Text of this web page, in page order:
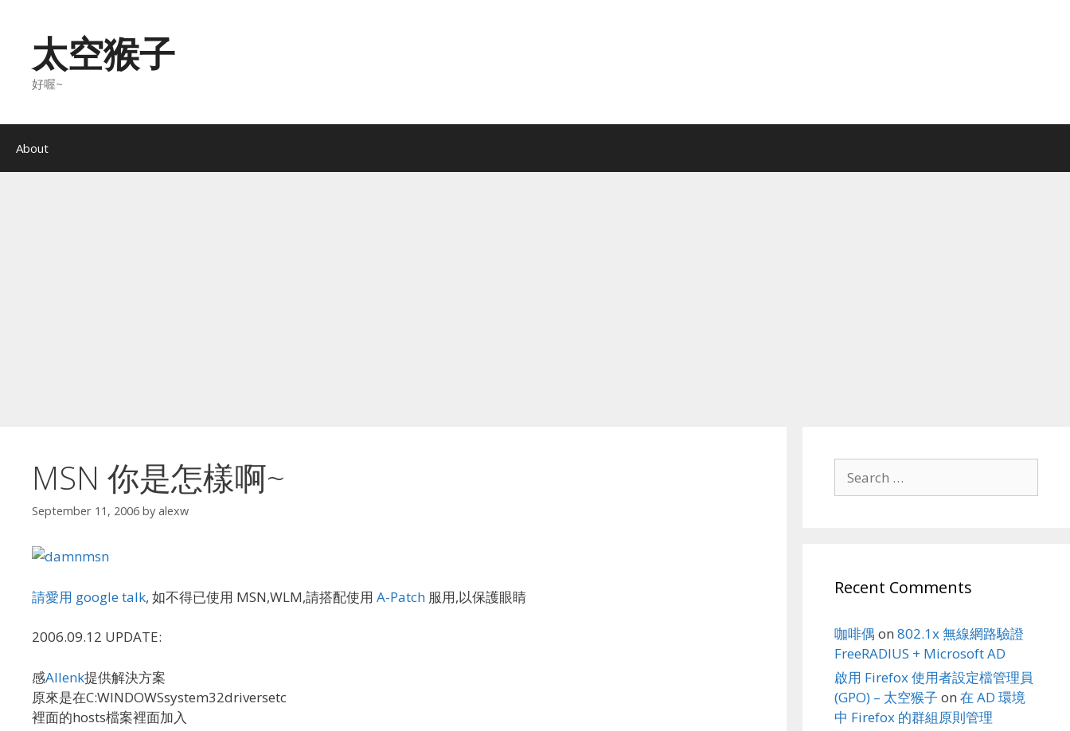
content太空猴子
好喔~
About
MSN 你是怎樣啊~
September 11, 2006 by alexw
請愛用 google talk, 如不得已使用 MSN,WLM,請搭配使用 A-Patch 服用,以保護眼睛
2006.09.12 UPDATE:
感Allenk提供解決方案
原來是在C:WINDOWSsystem32driversetc
裡面的hosts檔案裡面加入
for:
Recent Comments
咖啡偶 on 802.1x 無線網路驗證
FreeRADIUS + Microsoft AD
啟用 Firefox 使用者設定檔管理員
(GPO) – 太空猴子 on 在 AD 環境
中 Firefox 的群組原則管理